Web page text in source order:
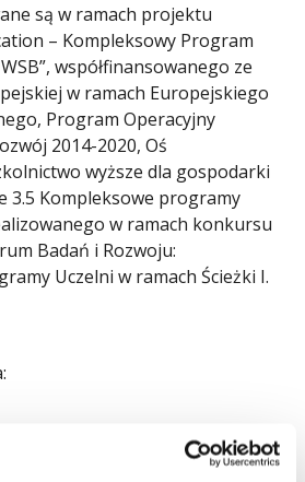
są w ramach projektu
– Kompleksowy Program
współfinansowanego ze
w ramach Europejskiego
Program Operacyjny
2014-2020, Oś
wyższe dla gospodarki
3.5 Kompleksowe programy
w ramach konkursu
Badań i Rozwoju:
Uczelni w ramach Ścieżki I.
jest dla studentów/tek,